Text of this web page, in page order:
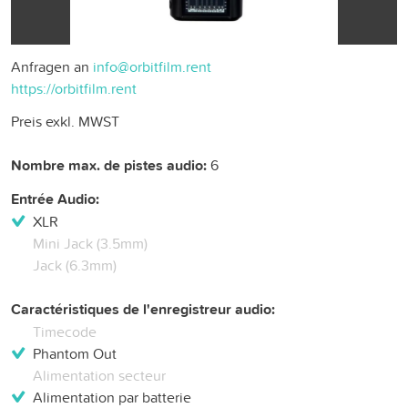
Anfragen an info@orbitfilm.rent
https://orbitfilm.rent
Preis exkl. MWST
Nombre max. de pistes audio:6
Entrée Audio:
XLR
Mini Jack (3.5mm)
Jack (6.3mm)
Caractéristiques de l'enregistreur audio:
Timecode
Phantom Out
Alimentation secteur
Alimentation par batterie